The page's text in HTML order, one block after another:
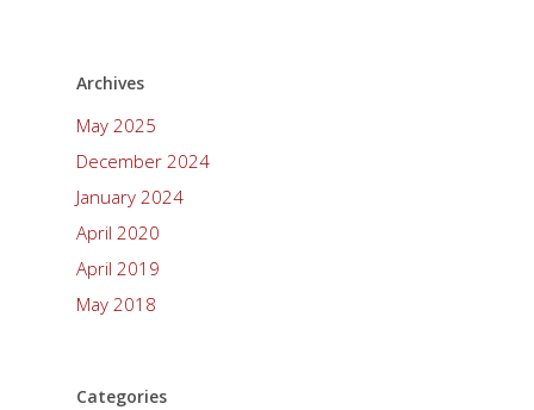
Archives
May 2025
December 2024
January 2024
April 2020
April 2019
May 2018
Categories